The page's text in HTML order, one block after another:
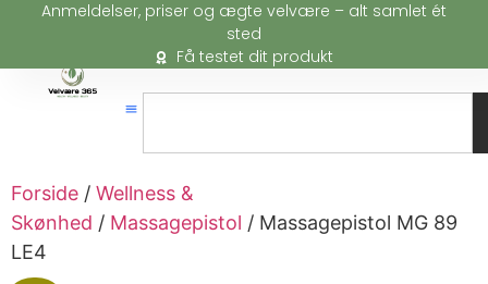
Anmeldelser, priser og ægte velvære – alt samlet ét
sted
Få testet dit produkt
Forside / Wellness &
Skønhed / Massagepistol / Massagepistol MG 89
LE4